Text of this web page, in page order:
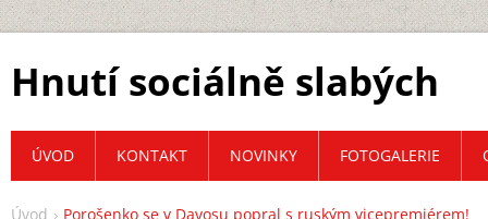
Hnutí sociálně slabých
Úvod Porošenko se v Davosu popral s ruským vicepremiérem!
ÚVOD KONTAKT NOVINKY FOTOGALERIE